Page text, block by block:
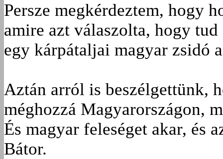
Persze megkérdeztem, hogy
amire azt válaszolta, hogy
egy kárpátaljai magyar zsidó
Aztán arról is beszélgettünk,
méghozzá Magyarországon,
És magyar feleséget akar, és
Bátor.